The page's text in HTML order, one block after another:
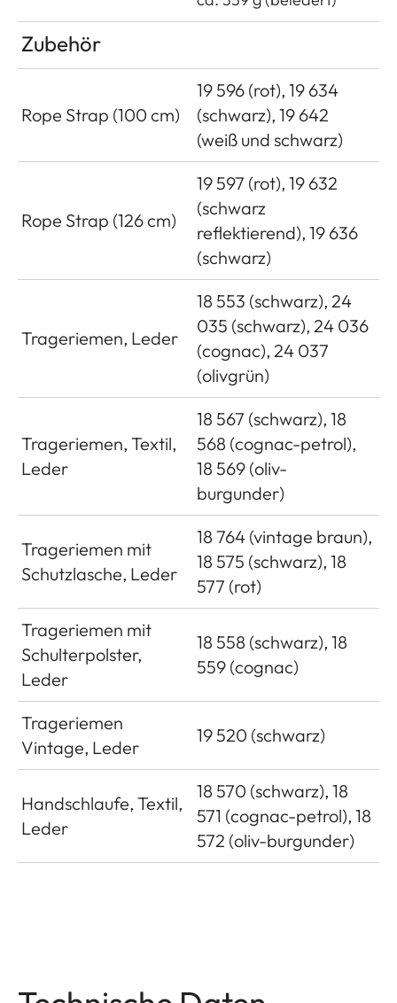
Zubehör
Rope Strap (100 cm)
19 596 (rot), 19 634
(schwarz), 19 642
(weiß und schwarz)
Rope Strap (126 cm)
19 597 (rot), 19 632
(schwarz
reflektierend), 19 636
(schwarz)
Trageriemen, Leder
18 553 (schwarz), 24
035 (schwarz), 24 036
(cognac), 24 037
(olivgrün)
Trageriemen, Textil,
Leder
18 567 (schwarz), 18
568 (cognac-petrol),
18 569 (oliv-
burgunder)
Trageriemen mit
Schutzlasche, Leder
18 764 (vintage braun),
18 575 (schwarz), 18
577 (rot)
Trageriemen mit
Schulterpolster,
Leder
18 558 (schwarz), 18
559 (cognac)
Trageriemen
Vintage, Leder
19 520 (schwarz)
Handschlaufe, Textil,
Leder
18 570 (schwarz), 18
571 (cognac-petrol), 18
572 (oliv-burgunder)